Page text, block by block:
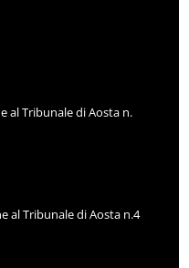
al Tribunale di Aosta n.
al Tribunale di Aosta n.4